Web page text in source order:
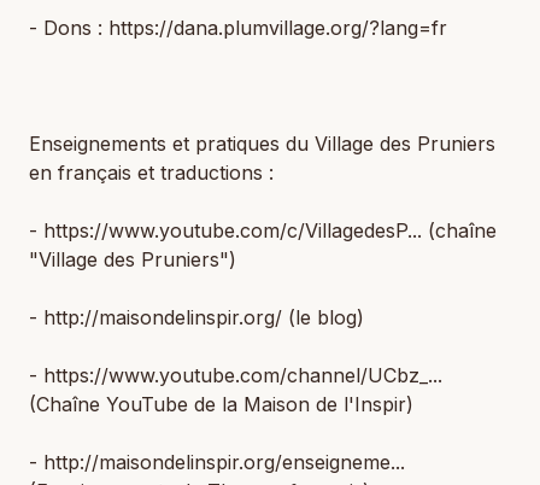
- Dons : https://dana.plumvillage.org/?lang=fr
Enseignements et pratiques du Village des Pruniers
en français et traductions :
- https://www.youtube.com/c/VillagedesP... (chaîne
"Village des Pruniers")
- http://maisondelinspir.org/ (le blog)
- https://www.youtube.com/channel/UCbz_...
(Chaîne YouTube de la Maison de l'Inspir)
- http://maisondelinspir.org/enseigneme...